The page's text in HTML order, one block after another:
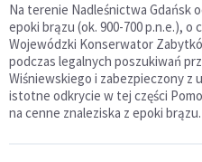
Na terenie Nadleśnictwa Gdańsk
epoki brązu (ok. 900-700 p.n.e.), o
Wojewódzki Konserwator
podczas legalnych poszukiwań
Wiśniewskiego i zabezpieczony z
istotne odkrycie w tej części
na cenne znaleziska z epoki brązu.